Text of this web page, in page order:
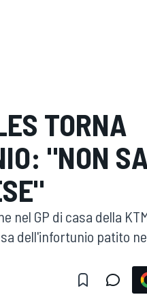
TORNA
"NON
nel GP di casa della
dell'infortunio patito